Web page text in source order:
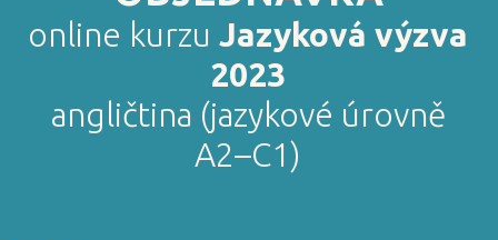
online kurzuJazyková výzva
2023
angličtina (jazykové úrovně
A2–C1)